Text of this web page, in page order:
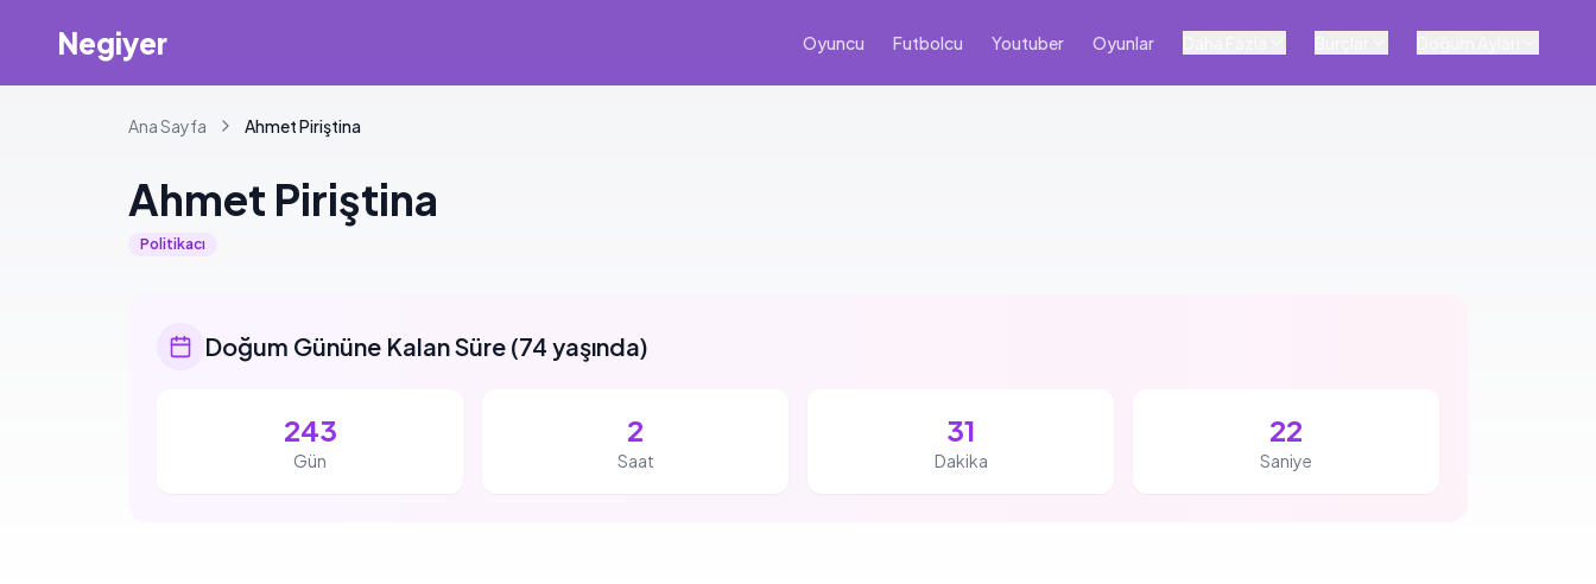
Negiyer Oyuncu Futbolcu Youtuber Oyunlar
Ana Sayfa AhmetPiriştina
Ahmet Piriştina
Politikacı
Doğum Gününe Kalan Süre (74 yaşında)
243
Gün
2
Saat
31
Dakika
22
Saniye